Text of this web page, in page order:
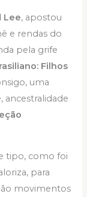
Lee, apostou
e rendas do
pela grife
Filhos
uma
ancestralidade
tipo, como foi
para
movimentos